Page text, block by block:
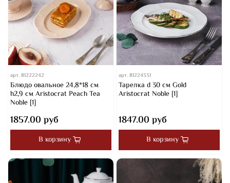
арт.81222242
Блюдо овальное 24,8*18 см
h2,9 см Aristocrat Peach Tea
Noble [1]
1857.00 руб
В корзину
арт.81224331
Тарелка d 30 см Gold
Aristocrat Noble [1]
1847.00 руб
В корзину